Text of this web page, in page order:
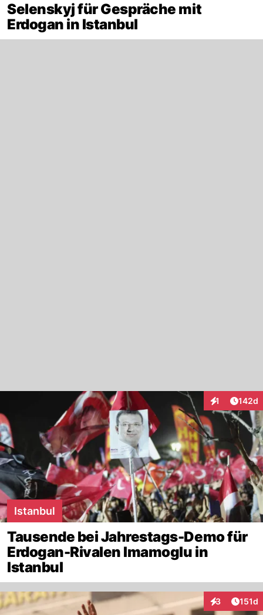
Selenskyj für Gespräche mit
Erdogan in Istanbul
1
Interaktionen
142d
Istanbul
Tausende bei Jahrestags-Demo für
Erdogan-Rivalen Imamoglu in
Istanbul
3
Interaktionen
151d